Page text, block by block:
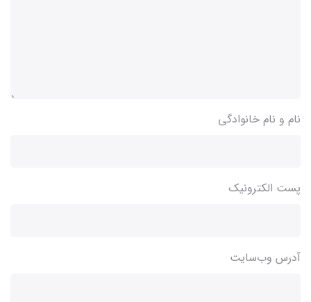
نام و نام خانوادگی
پست الکترونیک
آدرس وب‌سایت